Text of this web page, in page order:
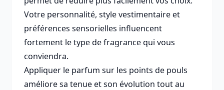
Votre personnalité, style vestimentaire et
préférences sensorielles influencent
fortement le type de fragrance qui vous
conviendra.
Appliquer le parfum sur les points de pouls
améliore sa tenue et son évolution tout au